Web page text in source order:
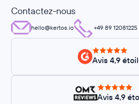
Contactez-nous
hello@kertos.io +49 89 12081225
Avis 4,9
Avis 4,9